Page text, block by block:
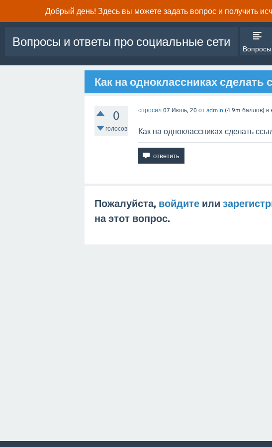
Добрый день! Здесь вы можете задать вопрос и получить
Вопросы и ответы про социальные сети
Вопросы
Как на одноклассниках сделать
0
голосов
спросил 07 Июль, 20 от admin (4.9m баллов) в
Как на одноклассниках сделать
Пожалуйста, войдите или
на этот вопрос.